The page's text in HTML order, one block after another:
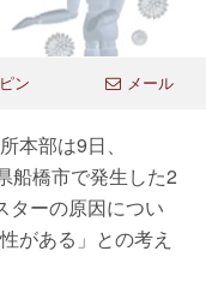
ピン メール
本部は9日、
船橋市で発生した2
ターの原因につい
がある」との考え